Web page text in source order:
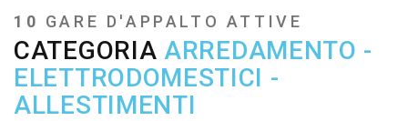
10 GARE D'APPALTO ATTIVE
CATEGORIA ARREDAMENTO -
ELETTRODOMESTICI -
ALLESTIMENTI